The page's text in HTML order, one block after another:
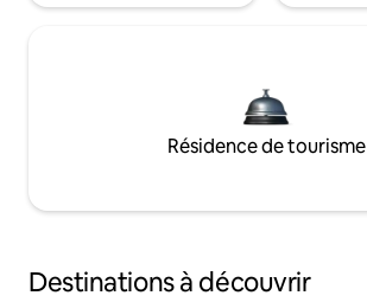
Résidence de tourisme
Destinations à découvrir